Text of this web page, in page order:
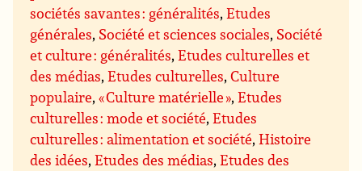
sociétés savantes : généralités,Etudes
générales, Société et sciences sociales, Société
et culture : généralités,Etudes culturelles et
des médias,Etudes culturelles,Culture
populaire,« Culture matérielle »,Etudes
culturelles : mode et société,Etudes
culturelles : alimentation et société,Histoire
des idées,Etudes des médias,Etudes des